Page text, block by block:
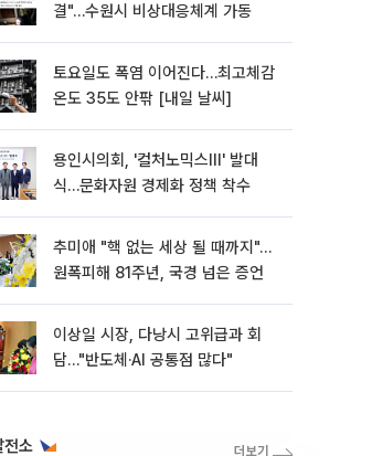
결"…수원시 비상대응체계 가동
토요일도 폭염 이어진다…최고체감
온도 35도 안팎 [내일 날씨]
용인시의회, '컬처노믹스Ⅲ' 발대
식…문화자원 경제화 정책 착수
추미애 "핵 없는 세상 될 때까지"…
원폭피해 81주년, 국경 넘은 증언
이상일 시장, 다낭시 고위급과 회
담…"반도체·AI 공통점 많다"
전소